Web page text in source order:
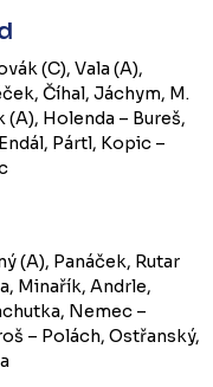
(C), Vala (A),
Číhal, Jáchym, M.
(A), Holenda – Bureš,
Pártl, Kopic –
(A), Panáček, Rutar
Minařík, Andrle,
Nemec –
– Polách, Ostřanský,